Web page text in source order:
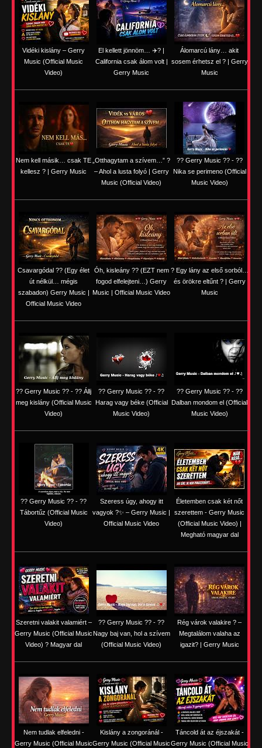
Vidéki kislány – Gerry
Music (Official Music
Video)
El kellett jönnöm… ✈️? |
California csak álom volt |
Gerry Music
Álomarcú lány… akit
sosem érhetsz el ? | Gerry
Music
Nem kell másik… csak TE
kellesz ? | Gerry Music
„Otthagytam a szívem…” ?
– Ahol a lusta folyó | Gerry
Music (Official Video)
?? Gerry Music ?? - ??
Nika se perimeno (Official
Music Video)
Csavargódal ?? (Egy élet
út nélkül… mégis
szabadon) Gerry Music |
Official Music Video
Óh, kisleány ?? (EZT nem
fogod elfelejteni…) Gerry
Music | Official Music Video
? Egy lány az első sorból…
és örökre eltűnt ? | Gerry
Music
?? Gerry Music ?? - ?? Állj
meg kislány (Official Music
Video)
?? Gerry Music ?? - ??
Harag vagy béke (Official
Music Video)
?? Gerry Music ?? - ??
Dalban mondom el (Official
Music Video)
?? Gerry Music ?? - ??
Tábortűz (Official Music
Video)
Szeress úgy, ahogy itt
vagyok ?✨ – Gerry Music |
Official Music Video
Életemben csak két nőt
szerettem - Gerry Music
(Official Music Video) |
Megható magyar dal
Szeretni valakit valamiért –
Gerry Music (Official Music
Video) ? Magyar dal
?? Gerry Music ?? - ??
Nagy baj van, hol a szívem
(Official Music Video)
Rég várok valakire ? –
Megtalálom valaha az
igazit? | Gerry Music
Nem tudlak elfeledni -
Gerry Music (Official Music
Kislány a zongoránál -
Gerry Music (Official Music
Táncold át az éjszakát -
Gerry Music (Official Music